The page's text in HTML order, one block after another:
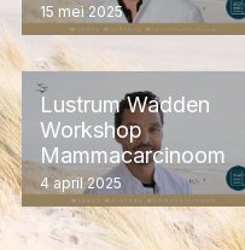
15 mei 2025
Lustrum Wadden
Workshop
Mammacarcinoom
4 april 2025